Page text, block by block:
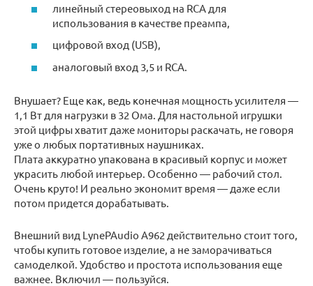
линейный стереовыход на RCA для
использования в качестве преампа,
цифровой вход (USB),
аналоговый вход 3,5 и RCA.
Внушает? Еще как, ведь конечная мощность усилителя —
1,1 Вт для нагрузки в 32 Ома. Для настольной игрушки
этой цифры хватит даже мониторы раскачать, не говоря
уже о любых портативных наушниках.
Плата аккуратно упакована в красивый корпус и может
украсить любой интерьер. Особенно — рабочий стол.
Очень круто! И реально экономит время — даже если
потом придется дорабатывать.
Внешний вид LynePAudio A962 действительно стоит того,
чтобы купить готовое изделие, а не заморачиваться
самоделкой. Удобство и простота использования еще
важнее. Включил — пользуйся.